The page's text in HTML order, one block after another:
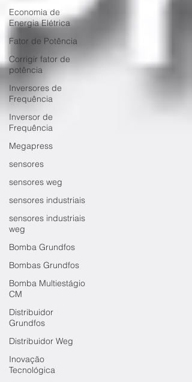
Economia de
Energia Elétrica
Fator de Potência
Corrigir fator de
potência
Inversores de
Frequência
Inversor de
Frequência
Megapress
sensores
sensores weg
sensores industriais
sensores industriais
weg
Bomba Grundfos
Bombas Grundfos
Bomba Multiestágio
CM
Distribuidor
Grundfos
Distribuidor Weg
Inovação
Tecnológica